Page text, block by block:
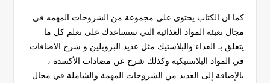
كما ان الكتاب يحتوي على مجموعة من الشروحات المهمه في
مجال تعبئة المواد الغذائية التي ستساعدك على تعلم كل ما
يتعلق بـ الغذاء والبلاستيك مثل عديد البروبلين و شرح الاضافات
في المواد البلاستيكية وكذلك شرح عن مضادات الأكسدة ،
بالإضافة إلى العديد من الشروحات المهمة والشاملة في مجال